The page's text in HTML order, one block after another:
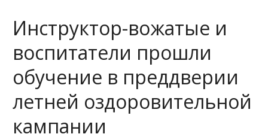
Инструктор-вожатые и
воспитатели прошли
обучение в преддверии
летней оздоровительной
кампании